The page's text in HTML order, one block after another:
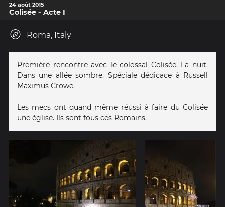
24 août 2015
Colisée - Acte I
Roma, Italy
Première rencontre avec le colossal Colisée. La nuit.
Dans une allée sombre. Spéciale dédicace à Russell
Maximus Crowe.
Les mecs ont quand même réussi à faire du Colisée
une église. Ils sont fous ces Romains.